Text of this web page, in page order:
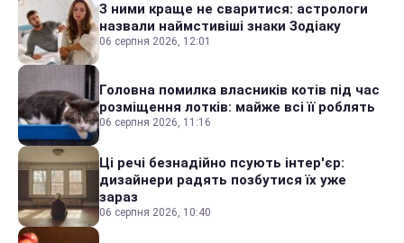
З ними краще не сваритися: астрологи
назвали наймстивіші знаки Зодіаку
06 серпня 2026, 12:01
Головна помилка власників котів під час
розміщення лотків: майже всі її роблять
06 серпня 2026, 11:16
Ці речі безнадійно псують інтер'єр:
дизайнери радять позбутися їх уже
зараз
06 серпня 2026, 10:40